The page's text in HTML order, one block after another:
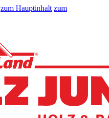
zum Hauptinhalt zum